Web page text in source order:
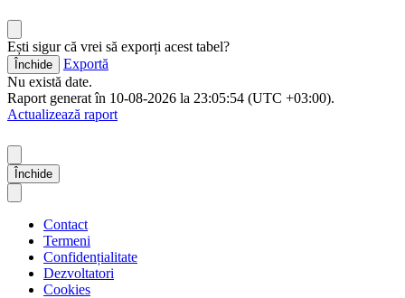
Ești sigur că vrei să exporți acest tabel?
Închide
Exportă
Nu există date.
Raport generat în 10-08-2026 la 23:05:54 (UTC +03:00).
Actualizează raport
Închide
Contact
Termeni
Confidențialitate
Dezvoltatori
Cookies